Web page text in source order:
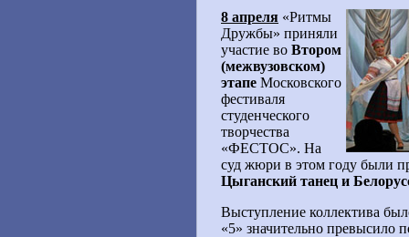
8 апреля «Ритмы
Дружбы» приняли
участие во Втором
(межвузовском)
этапе Московского
фестиваля
студенческого
творчества
«ФЕСТОС». На
суд жюри в этом году были
Цыганский танец и
Выступление коллектива
«5» значительно превысило